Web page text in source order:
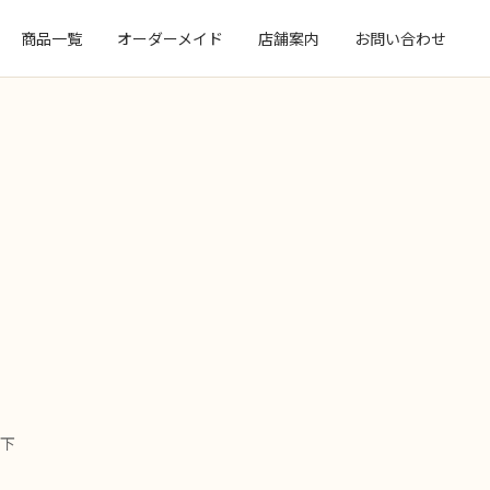
商品一覧 オーダーメイド 店舗案内 お問い合わせ